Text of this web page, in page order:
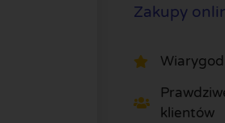
Zakupy
klientów